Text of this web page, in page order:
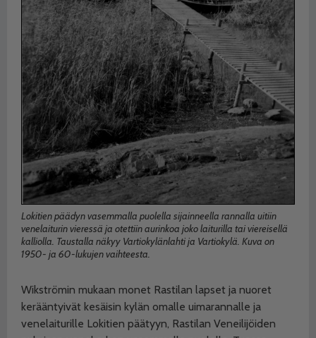
Lokitien päädyn vasemmalla puolella sijainneella rannalla uitiin
venelaiturin vieressä ja otettiin aurinkoa joko laiturilla tai viereisellä
kalliolla. Taustalla näkyy Vartiokylänlahti ja Vartiokylä. Kuva on
1950- ja 60-lukujen vaihteesta.
Wikströmin mukaan monet Rastilan lapset ja nuoret
kerääntyivät kesäisin kylän omalle uimarannalle ja
venelaiturille Lokitien päätyyn, Rastilan Veneilijöiden